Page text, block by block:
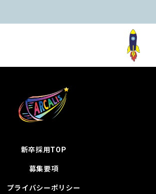
新卒採用TOP
募集要項
プライバシーポリシー